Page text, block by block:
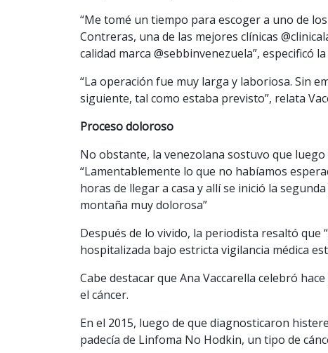
“Me tomé un tiempo para escoger a uno de
Contreras, una de las mejores clínicas
calidad marca @sebbinvenezuela”, especificó
“La operación fue muy larga y laboriosa. Sin
siguiente, tal como estaba previsto”, relata
Proceso doloroso
No obstante, la venezolana sostuvo que
“Lamentablemente lo que no habíamos
horas de llegar a casa y allí se inició la
montaña muy dolorosa”
Después de lo vivido, la periodista resaltó que
hospitalizada bajo estricta vigilancia médica
Cabe destacar que Ana Vaccarella celebró
el cáncer.
En el 2015, luego de que diagnosticaron
padecía de Linfoma No Hodkin, un tipo de